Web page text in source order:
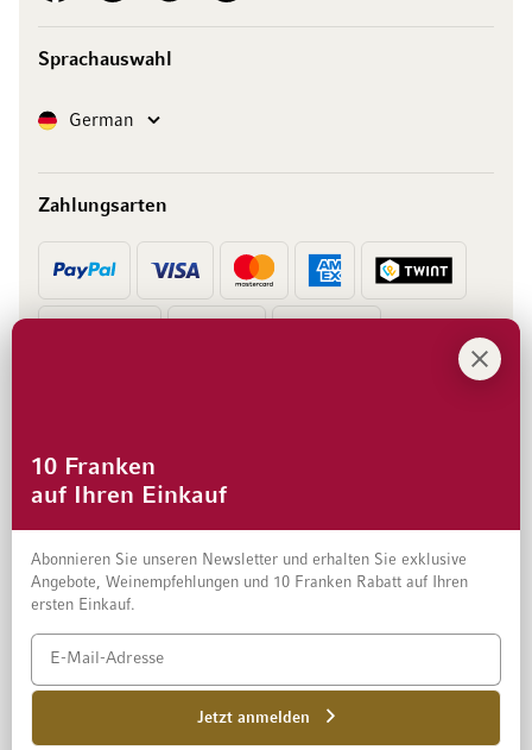
Sprachauswahl
SpracheGerman
Zahlungsarten
Datenschutz und Disclaimer
10 Franken
auf Ihren Einkauf
Abonnieren Sie unseren Newsletter und erhalten Sie exklusive
Angebote, Weinempfehlungen und 10 Franken Rabatt auf Ihren
ersten Einkauf.
Jetzt anmelden